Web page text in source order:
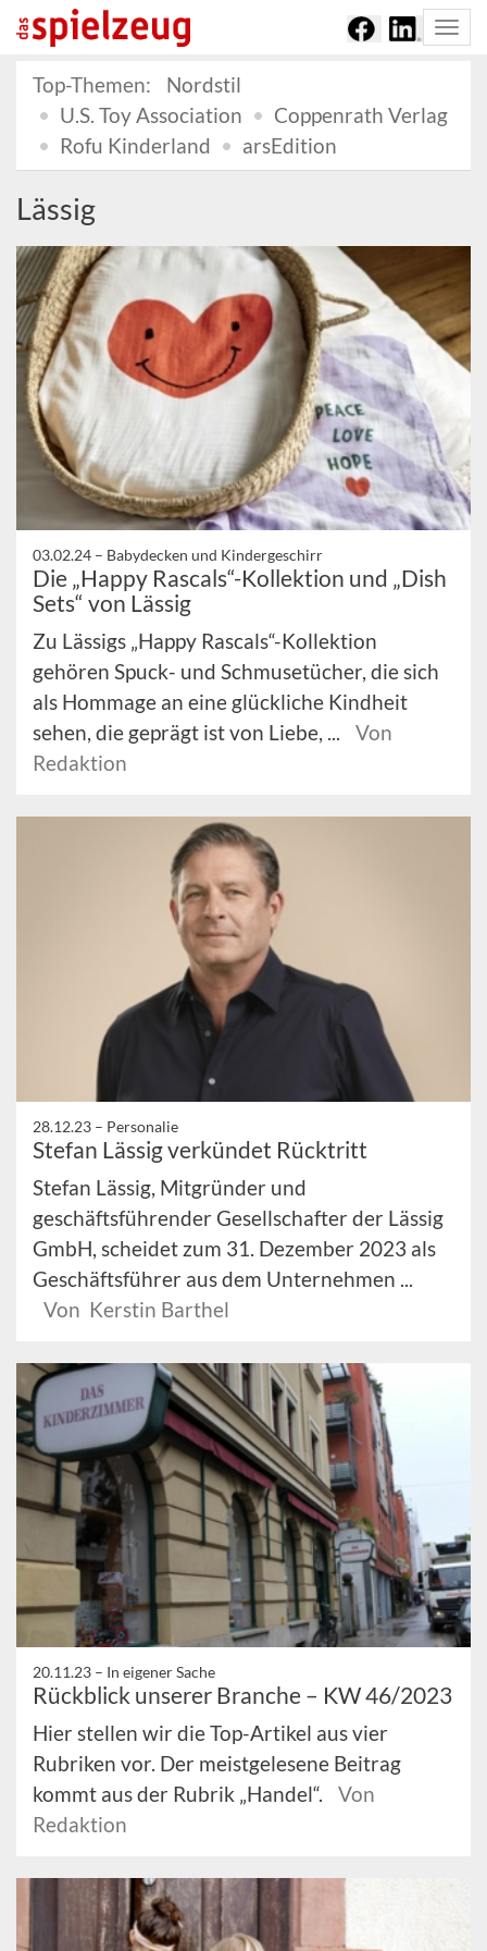
Top-Themen:
Nordstil
U.S. Toy Association
Coppenrath Verlag
Rofu Kinderland
arsEdition
Lässig
03.02.24 – Babydecken und Kindergeschirr
Die „Happy Rascals“-Kollektion und „Dish
Sets“ von Lässig
Zu Lässigs „Happy Rascals“-Kollektion
gehören Spuck- und Schmusetücher, die sich
als Hommage an eine glückliche Kindheit
sehen, die geprägt ist von Liebe, ...
Von
Redaktion
28.12.23 – Personalie
Stefan Lässig verkündet Rücktritt
Stefan Lässig, Mitgründer und
geschäftsführender Gesellschafter der Lässig
GmbH, scheidet zum 31. Dezember 2023 als
Geschäftsführer aus dem Unternehmen ...
Von Kerstin Barthel
20.11.23 – In eigener Sache
Rückblick unserer Branche – KW 46/2023
Hier stellen wir die Top-Artikel aus vier
Rubriken vor. Der meistgelesene Beitrag
kommt aus der Rubrik „Handel“.
Von
Redaktion